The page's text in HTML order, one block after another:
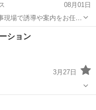
08月01日
現場で誘導や案内をお任せ
周囲を利用する歩行者の
車両の安全を守ります!
ション
3月27日